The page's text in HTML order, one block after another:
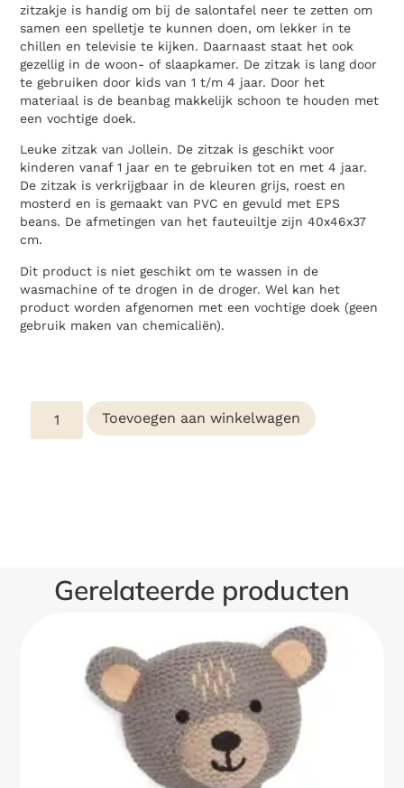
zitzakje is handig om bij de salontafel neer te zetten om
samen een spelletje te kunnen doen, om lekker in te
chillen en televisie te kijken. Daarnaast staat het ook
gezellig in de woon- of slaapkamer. De zitzak is lang door
te gebruiken door kids van 1 t/m 4 jaar. Door het
materiaal is de beanbag makkelijk schoon te houden met
een vochtige doek.
Leuke zitzak van Jollein. De zitzak is geschikt voor
kinderen vanaf 1 jaar en te gebruiken tot en met 4 jaar.
De zitzak is verkrijgbaar in de kleuren grijs, roest en
mosterd en is gemaakt van PVC en gevuld met EPS
beans. De afmetingen van het fauteuiltje zijn 40x46x37
cm.
Dit product is niet geschikt om te wassen in de
wasmachine of te drogen in de droger. Wel kan het
product worden afgenomen met een vochtige doek (geen
gebruik maken van chemicaliën).
Toevoegen aan winkelwagen
Gerelateerde producten